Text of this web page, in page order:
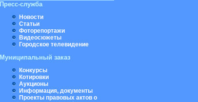
Пресс-служба
Новости
Статьи
Фоторепортажи
Видеосюжеты
Городское телевидение
Муниципальный заказ
Конкурсы
Котировки
Аукционы
Информация, документы
Проекты правовых актов о